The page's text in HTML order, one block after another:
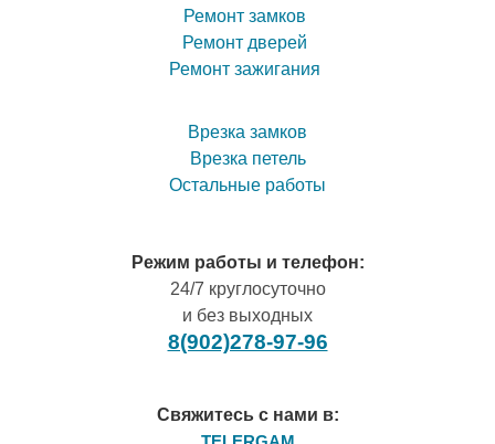
Ремонт замков
Ремонт дверей
Ремонт зажигания
Врезка замков
Врезка петель
Остальные работы
Режим работы и телефон:
24/7 круглосуточно
и без выходных
8(902)278-97-96
Свяжитесь с нами в: